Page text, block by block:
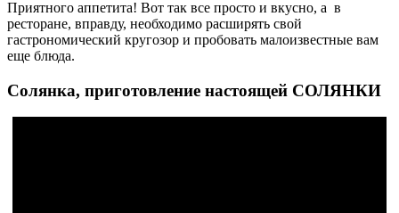
Приятного аппетита! Вот так все просто и вкусно, а в
ресторане, вправду, необходимо расширять свой
гастрономический кругозор и пробовать малоизвестные вам
еще блюда.
Солянка, приготовление настоящей СОЛЯНКИ